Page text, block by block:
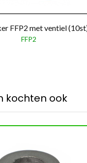
FFP2 met ventiel
FFP2
kochten ook